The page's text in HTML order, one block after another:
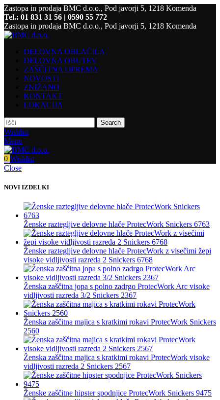
Zastopa in prodaja BMC d.o.o., Pod javorji 5, 1218 Komenda
Tel.: 01 831 31 56 | 0590 55 772
Zastopa in prodaja BMC d.o.o., Pod javorji 5, 1218 Komenda
DELOVNA OBLAČILA
DELOVNA OBUTEV
ZAŠČITNA OPREMA
NOVOSTI
ZNIŽANO
KONTAKT
LOKACIJA
Search
Wishlist
Menu
0 Wishlist
Close
NOVI IZDELKI
Ženske raztegljive delovne hlače ProtecWork Snickers 6763
Ženske raztegljive delovne hlače ProtecWork z visečimi žepi
visoke vidljivosti razreda 2 Snickers 6768
Ženska zaščitna jopa s polno zadrgo ProtecWork Arc visoke
vidljivosti razreda 3/2 Snickers 2367
Ženska zaščitna majica s kratkimi rokavi ProtecWork Snickers
2560
Ženska zaščitna majica s kratkimi rokavi ProtecWork visoke
vidljivosti razreda 2 Snickers 2567
Ženske zaščitne hipster spodnjice ProtecWork Snickers 9475